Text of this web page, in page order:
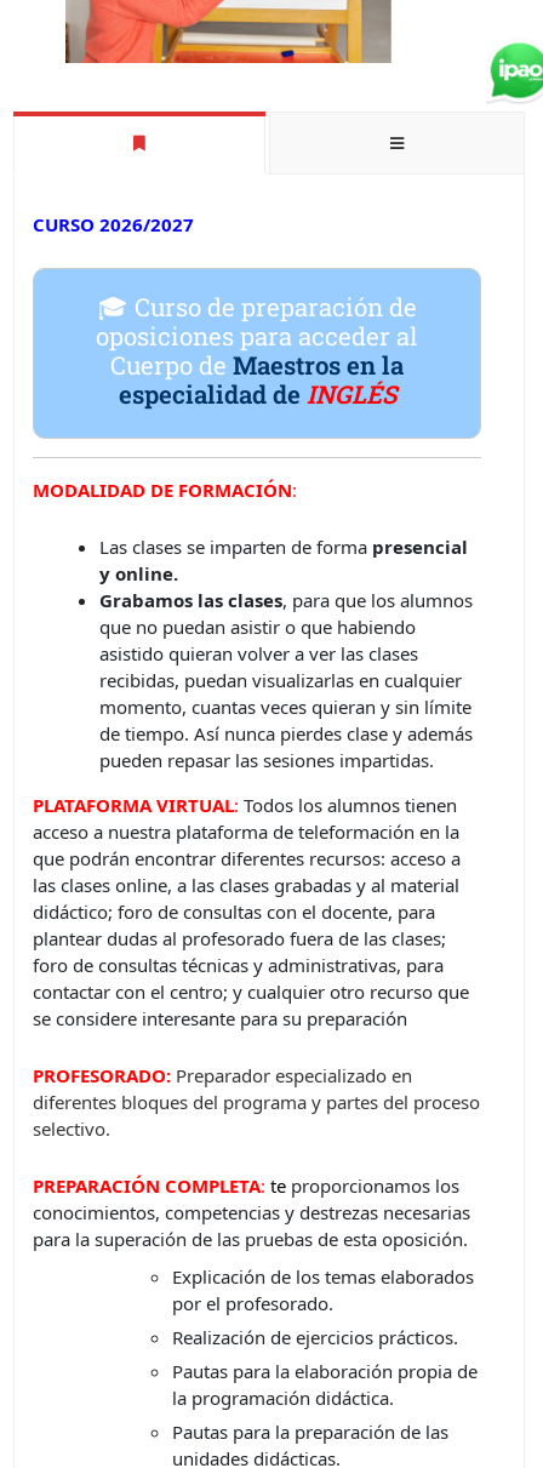
CURSO 2026/2027
🎓 Curso de preparación de
oposiciones para acceder al
Cuerpo deMaestros en la
especialidad de INGLÉS
MODALIDAD DE FORMACIÓN:
Las clases se imparten de forma presencial
y online.
Grabamos las clases, para que los alumnos
que no puedan asistir o que habiendo
asistido quieran volver a ver las clases
recibidas, puedan visualizarlas en cualquier
momento, cuantas veces quieran y sin límite
de tiempo. Así nunca pierdes clase y además
pueden repasar las sesiones impartidas.
PLATAFORMA VIRTUAL:Todos los alumnos tienen
acceso a nuestra plataforma de teleformación en la
que podrán encontrar diferentes recursos: acceso a
las clases online, a las clases grabadas y al material
didáctico; foro de consultas con el docente, para
plantear dudas al profesorado fuera de las clases;
foro de consultas técnicas y administrativas, para
contactar con el centro; y cualquier otro recurso que
se considere interesante para su preparación
PROFESORADO: Preparador especializado en
diferentes bloques del programa y partes del proceso
selectivo.
PREPARACIÓN COMPLETA:te proporcionamos los
conocimientos, competencias y destrezas necesarias
para la superación de las pruebas de esta oposición.
Explicación de los temas elaborados
por el profesorado.
Realización de ejercicios prácticos.
Pautas para la elaboración propia de
la programación didáctica.
Pautas para la preparación de las
unidades didácticas.